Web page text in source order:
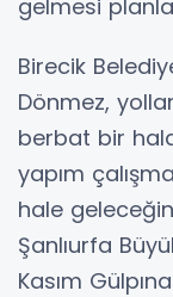
gelmesi
Birecik
Dönmez,
berbat bir
yapım
hale
Şanlıurfa
Kasım